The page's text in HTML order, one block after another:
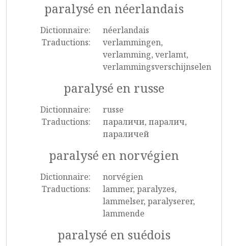
paralysé en néerlandais
Dictionnaire:
néerlandais
Traductions:
verlammingen,
verlamming, verlamt,
verlammingsverschijnselen
paralysé en russe
Dictionnaire:
russe
Traductions:
параличи, паралич,
параличей
paralysé en norvégien
Dictionnaire:
norvégien
Traductions:
lammer, paralyzes,
lammelser, paralyserer,
lammende
paralysé en suédois